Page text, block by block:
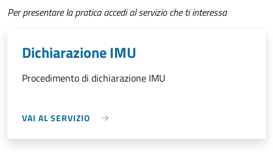
Per presentare la pratica accedi al servizio che ti interessa
Dichiarazione IMU
Procedimento di dichiarazione IMU
VAI AL SERVIZIO